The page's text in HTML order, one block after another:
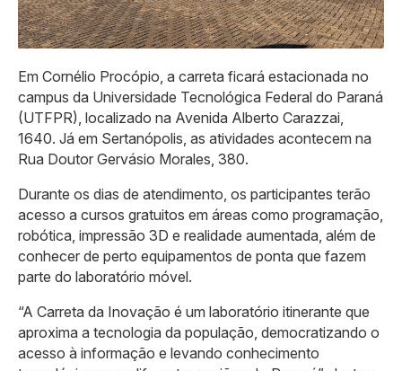
Em Cornélio Procópio, a carreta ficará estacionada no
campus da Universidade Tecnológica Federal do Paraná
(UTFPR), localizado na Avenida Alberto Carazzai,
1640. Já em Sertanópolis, as atividades acontecem na
Rua Doutor Gervásio Morales, 380.
Durante os dias de atendimento, os participantes terão
acesso a cursos gratuitos em áreas como programação,
robótica, impressão 3D e realidade aumentada, além de
conhecer de perto equipamentos de ponta que fazem
parte do laboratório móvel.
“A Carreta da Inovação é um laboratório itinerante que
aproxima a tecnologia da população, democratizando o
acesso à informação e levando conhecimento